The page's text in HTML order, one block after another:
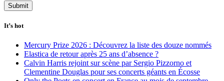
It’s hot
Mercury Prize 2026 : Découvrez la liste des douze nommés
Elastica de retour après 25 ans d’absence ?
Calvin Harris rejoint sur scène par Sergio Pizzorno et
Clementine Douglas pour ses concerts géants en Écosse